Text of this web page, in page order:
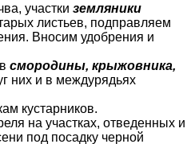
участки земляники
листьев, подправляем
Вносим удобрения и
смородины, крыжовника,
них и в междурядьях
кустарников.
на участках, отведенных и
под посадку черной